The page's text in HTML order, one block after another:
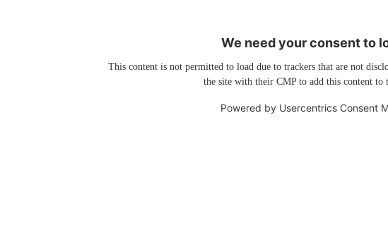
We need your consent to
This content is not permitted to load due to trackers that are not
the site with their CMP to add this content to
Powered by Usercentrics Consent